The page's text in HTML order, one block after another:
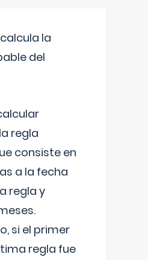
la
del
regla
consiste en
a la fecha
regla y
si el primer
regla fue